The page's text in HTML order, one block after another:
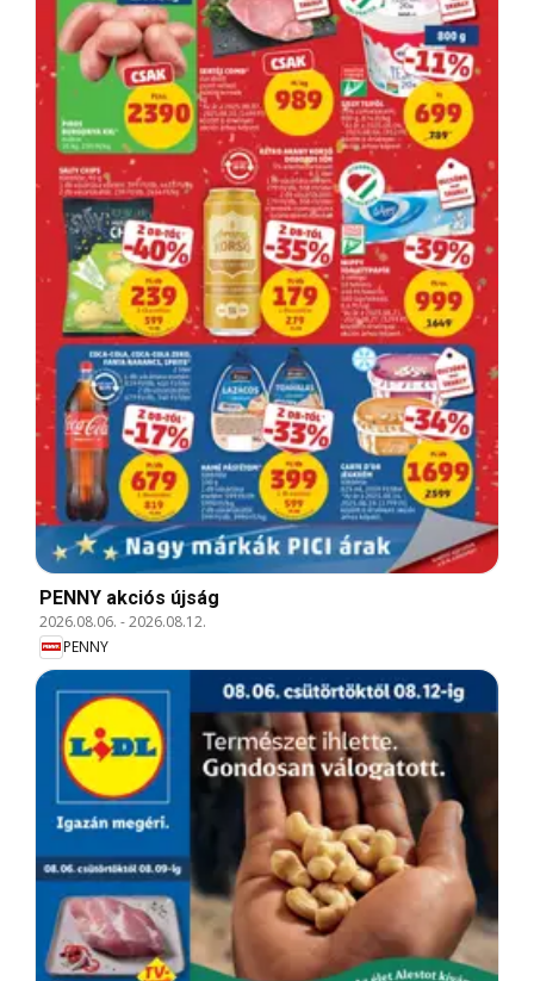
PENNY akciós újság
2026.08.06. -2026.08.12.
PENNY